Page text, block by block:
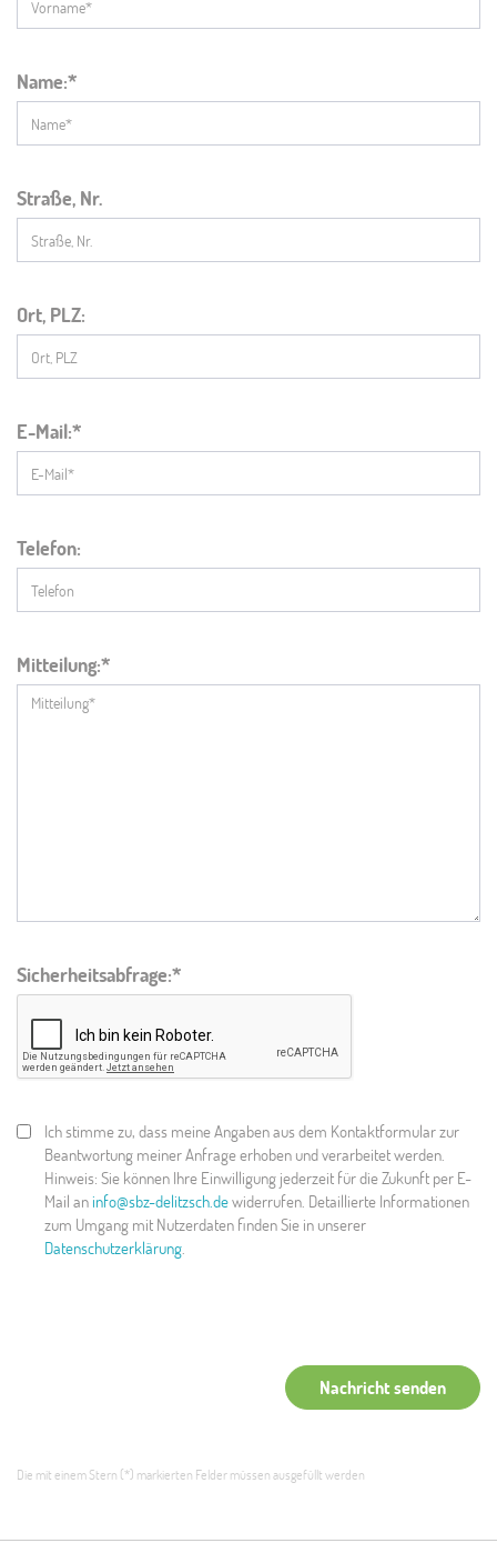
Name:
Straße, Nr.
Ort, PLZ:
E-Mail:
Telefon:
Mitteilung:
Sicherheitsabfrage:
Ich stimme zu, dass meine Angaben aus dem Kontaktformular zur
Beantwortung meiner Anfrage erhoben und verarbeitet werden.
Hinweis: Sie können Ihre Einwilligung jederzeit für die Zukunft per E-
Mail aninfo@sbz-delitzsch.dewiderrufen. Detaillierte Informationen
zum Umgang mit Nutzerdaten finden Sie in unserer
Datenschutzerklärung.
Nachricht senden
Die mit einem Stern (*) markierten Felder müssen ausgefüllt werden